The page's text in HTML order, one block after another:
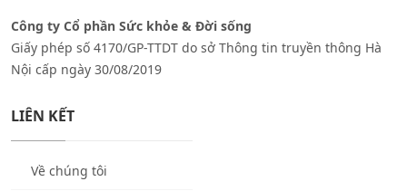
Công ty Cổ phần Sức khỏe & Đời sống
Giấy phép số 4170/GP-TTDT do sở Thông tin truyền thông Hà
Nội cấp ngày 30/08/2019
LIÊN KẾT
Về chúng tôi